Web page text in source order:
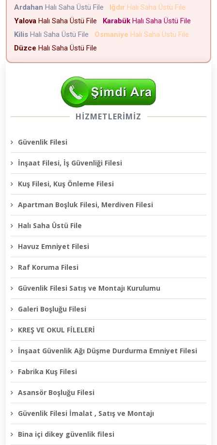
Ardahan Halı Saha Üstü File Iğdır Halı Saha Üstü File
Yalova Halı Saha Üstü File Karabük Halı Saha Üstü File
Kilis Halı Saha Üstü File Osmaniye Halı Saha Üstü File
Düzce Halı Saha Üstü File
HİZMETLERİMİZ
Güvenlik Filesi
İnşaat Filesi, İş Güvenliği Filesi
Kuş Filesi, Kuş Önleme Filesi
Apartman Boşluk Filesi, Merdiven Filesi
Halı Saha Üstü File
Havuz Emniyet Filesi
Raf Koruma Filesi
Güvenlik Filesi Satış ve Montajı Kurulumu
Galeri Boşluğu Filesi
KREŞ VE OKUL FİLELERİ
İnşaat Güvenlik Ağı Düşme Durdurma Emniyet Filesi
Fabrika Kuş Filesi
Asansör Boşluğu Filesi
Güvenlik Filesi İmalat , Satış ve Montajı
Bina içi dikey güvenlik filesi